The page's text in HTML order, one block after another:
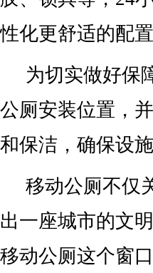
性化更舒适的配
为切实做好保
公厕安装位置，
和保洁，确保设
移动公厕不仅
出一座城市的文
移动公厕这个窗